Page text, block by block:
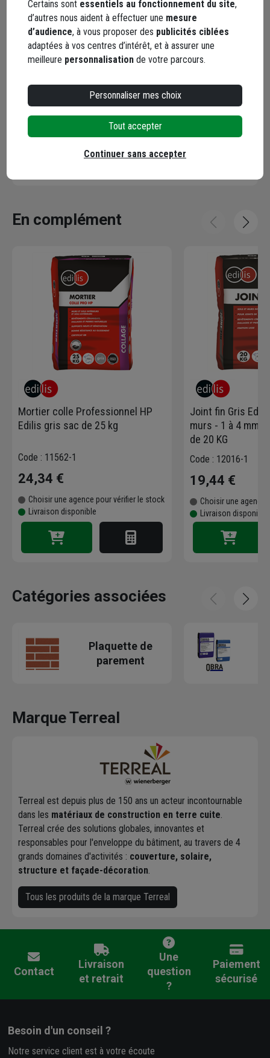
Description
Caractéristiques
Documents
En complément
Mortier colle Professionnel HP
Edilis gris sac de 25 kg
Code : 11562-1
24,34 €
Choisir une agence pour vérifier le stock
Livraison disponible
Joint fin Gris
murs - 1 à 4 mm
de 20 KG
Code : 12016-1
19,44 €
Choisir une agence
Livraison disponible
Catégories associées
Plaquette de
parement
Marque Terreal
Terreal est depuis plus de 150 ans un acteur incontournable
dans les matériaux de construction en terre cuite.
Terreal crée des solutions globales, innovantes et
responsables pour l'enveloppe du bâtiment, au travers de 4
grands domaines d'activités : couverture, solaire,
structure et façade-décoration.
Tous les produits de la marque Terreal
Contact
Livraison
et retrait
Une
question
?
Paiement
sécurisé
Besoin d'un conseil ?
Notre service client est à votre écoute
Certains sont essentiels au fonctionnement du site,
d’autres nous aident à effectuer une mesure
d’audience, à vous proposer des publicités ciblées
adaptées à vos centres d’intérêt, et à assurer une
meilleure personnalisation de votre parcours.
Personnaliser mes choix
Tout accepter
Continuer sans accepter